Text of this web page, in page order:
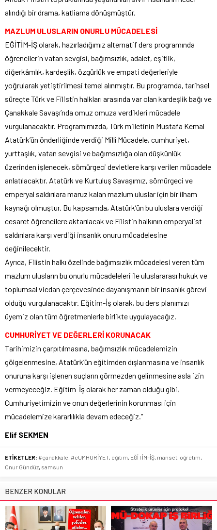
alındığı bir drama, katliama dönüşmüştür.
MAZLUM ULUSLARIN ONURLU MÜCADELESİ
EĞİTİM-İŞ olarak, hazırladığımız alternatif ders programında
öğrencilerin vatan sevgisi, bağımsızlık, adalet, eşitlik,
diğerkâmlık, kardeşlik, özgürlük ve empati değerleriyle
yoğrularak yetiştirilmesi temel alınmıştır. Bu programda, tarihsel
süreçte Türk ve Filistin halkları arasında var olan kardeşlik bağı ve
Çanakkale Savaşı’nda omuz omuza verdikleri mücadele
vurgulanacaktır. Programımızda, Türk milletinin Mustafa Kemal
Atatürk’ün önderliğinde verdiği Millî Mücadele, cumhuriyet,
yurttaşlık, vatan sevgisi ve bağımsızlığa olan düşkünlük
üzerinden işlenecek, sömürgeci devletlere karşı verilen mücadele
anlatılacaktır. Atatürk ve Kurtuluş Savaşımız, sömürgeci ve
emperyal saldırılara maruz kalan mazlum uluslar için bir ilham
kaynağı olmuştur. Bu kapsamda, Atatürk’ün bu uluslara verdiği
cesaret öğrencilere aktarılacak ve Filistin halkının emperyalist
saldırılara karşı verdiği insanlık onuru mücadelesine
değinilecektir.
Ayrıca, Filistin halkı özelinde bağımsızlık mücadelesi veren tüm
mazlum ulusların bu onurlu mücadeleleri ile uluslararası hukuk ve
toplumsal vicdan çerçevesinde dayanışmanın bir insanlık görevi
olduğu vurgulanacaktır. Eğitim-İş olarak, bu ders planımızı
üyemiz olan tüm öğretmenlerle birlikte uygulayacağız.
CUMHURİYET VE DEĞERLERİ KORUNACAK
Tarihimizin çarpıtılmasına, bağımsızlık mücadelemizin
gölgelenmesine, Atatürk’ün eğitimden dışlanmasına ve insanlık
onuruna karşı işlenen suçların görmezden gelinmesine asla izin
vermeyeceğiz. Eğitim-İş olarak her zaman olduğu gibi,
Cumhuriyetimizin ve onun değerlerinin korunması için
mücadelemize kararlılıkla devam edeceğiz.”
Elif SEKMEN
ETİKETLER: #çanakkale, #cUMHURİYET, eğitim, EĞİTİM-İŞ, manset, öğretim,
Onur Gündüz, samsun
BENZER KONULAR